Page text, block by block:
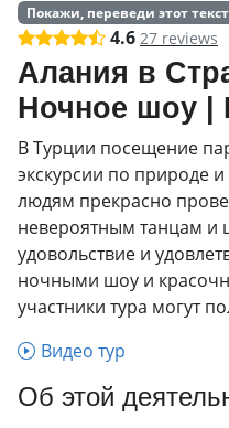
Покажи, переведи этот
4.6 27 reviews
Алания в
Ночное шоу |
В Турции посещение
экскурсии по природе
людям прекрасно
невероятным танцам и
удовольствие и
ночными шоу и
участники тура могут
Видео тур
Об этой